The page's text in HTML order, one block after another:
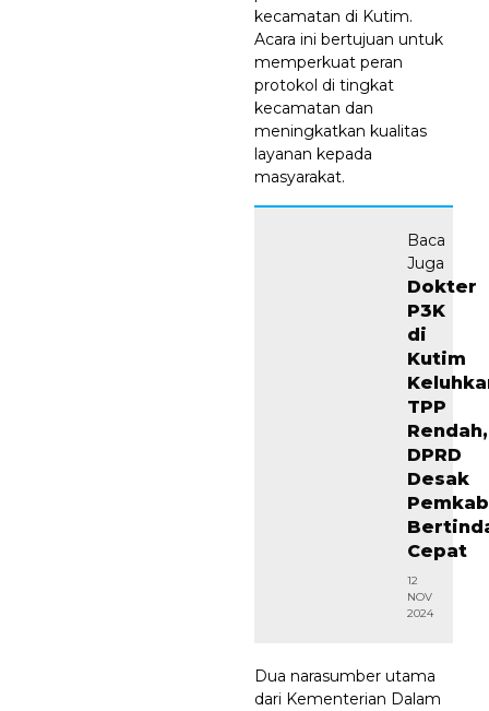
kecamatan di Kutim.
Acara ini bertujuan untuk
memperkuat peran
protokol di tingkat
kecamatan dan
meningkatkan kualitas
layanan kepada
masyarakat.
Baca
Juga
Dokter
P3K
di
Kutim
TPP
Rendah,
DPRD
Desak
Pemkab
Cepat
12
NOV
2024
Dua narasumber utama
dari Kementerian Dalam